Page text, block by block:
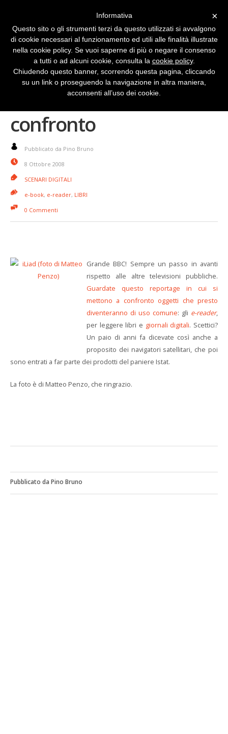
E-reader messi a
confronto
Pubblicato da Pino Bruno
8 Ottobre 2008
SCENARI DIGITALI
e-book, e-reader, LIBRI
0 Commenti
Grande BBC! Sempre un passo in avanti
rispetto alle altre televisioni pubbliche.
Guardate questo reportage in cui si
mettono a confronto oggetti che presto
diventeranno di uso comune: gli e-reader,
per leggere libri e giornali digitali. Scettici?
Un paio di anni fa dicevate così anche a
proposito dei navigatori satellitari, che poi
sono entrati a far parte dei prodotti del paniere Istat.
La foto è di Matteo Penzo, che ringrazio.
Pubblicato da Pino Bruno
×
Informativa
Questo sito o gli strumenti terzi da questo utilizzati si avvalgono
di cookie necessari al funzionamento ed utili alle finalità illustrate
nella cookie policy. Se vuoi saperne di più o negare il consenso
a tutti o ad alcuni cookie, consulta la cookie policy.
Chiudendo questo banner, scorrendo questa pagina, cliccando
su un link o proseguendo la navigazione in altra maniera,
acconsenti all’uso dei cookie.